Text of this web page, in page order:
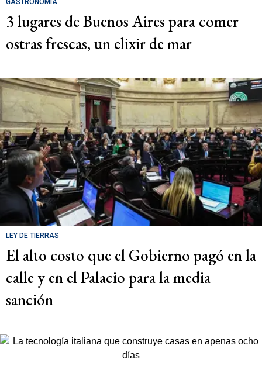
GASTRONOMÍA
3 lugares de Buenos Aires para comer
ostras frescas, un elixir de mar
LEY DE TIERRAS
El alto costo que el Gobierno pagó en la
calle y en el Palacio para la media
sanción